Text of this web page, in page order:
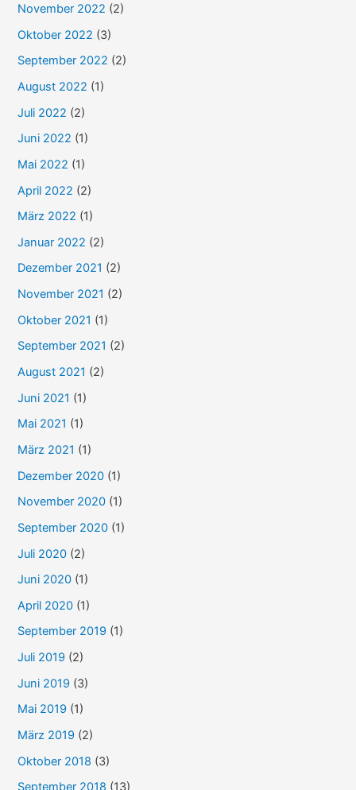
November 2022 (2)
Oktober 2022 (3)
September 2022 (2)
August 2022 (1)
Juli 2022 (2)
Juni 2022 (1)
Mai 2022 (1)
April 2022 (2)
März 2022 (1)
Januar 2022 (2)
Dezember 2021 (2)
November 2021 (2)
Oktober 2021 (1)
September 2021 (2)
August 2021 (2)
Juni 2021 (1)
Mai 2021 (1)
März 2021 (1)
Dezember 2020 (1)
November 2020 (1)
September 2020 (1)
Juli 2020 (2)
Juni 2020 (1)
April 2020 (1)
September 2019 (1)
Juli 2019 (2)
Juni 2019 (3)
Mai 2019 (1)
März 2019 (2)
Oktober 2018 (3)
September 2018 (13)